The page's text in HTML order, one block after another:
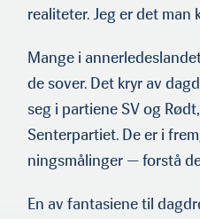
realiteter. Jeg er det man
Mange i
de sover. Det kryr av
seg i partiene SV og
Senterpartiet. De er i
ningsmålinger — forstå
En av fantasiene til